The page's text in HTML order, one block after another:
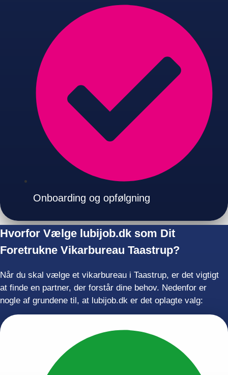
Onboarding og opfølgning
Hvorfor Vælge lubijob.dk som Dit
Foretrukne Vikarbureau Taastrup?
Når du skal vælge et vikarbureau i Taastrup, er det vigtigt
at finde en partner, der forstår dine behov. Nedenfor er
nogle af grundene til, at lubijob.dk er det oplagte valg: